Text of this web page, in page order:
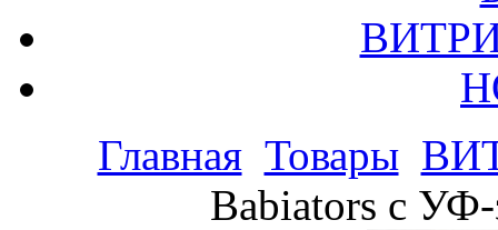
Главная Товары
Babiators с